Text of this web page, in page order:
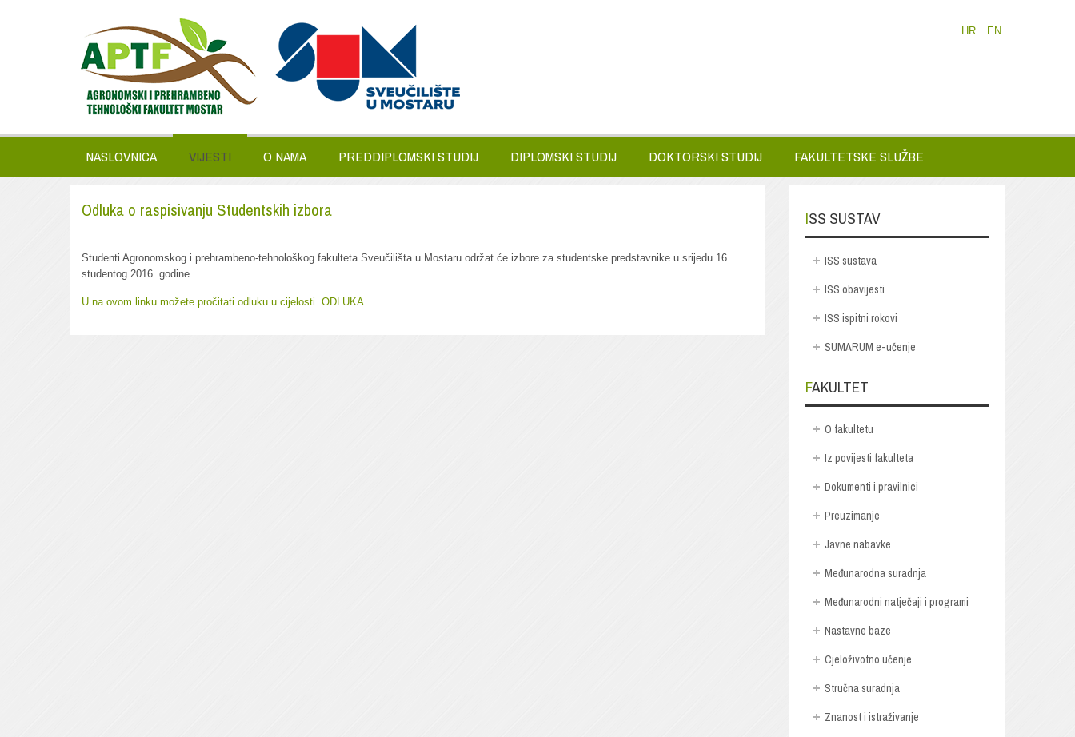
HR EN
NASLOVNICA VIJESTI O NAMA PREDDIPLOMSKI STUDIJ DIPLOMSKI STUDIJ DOKTORSKI STUDIJ FAKULTETSKE SLUŽBE
Odluka o raspisivanju Studentskih izbora
Studenti Agronomskog i prehrambeno-tehnološkog fakulteta Sveučilišta u Mostaru održat će izbore za studentske predstavnike u srijedu 16.
studentog 2016. godine.
U na ovom linku možete pročitati odluku u cijelosti. ODLUKA.
ISS SUSTAV
ISS sustava
ISS obavijesti
ISS ispitni rokovi
SUMARUM e-učenje
FAKULTET
O fakultetu
Iz povijesti fakulteta
Dokumenti i pravilnici
Preuzimanje
Javne nabavke
Međunarodna suradnja
Međunarodni natječaji i programi
Nastavne baze
Cjeloživotno učenje
Stručna suradnja
Znanost i istraživanje